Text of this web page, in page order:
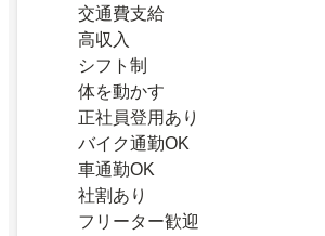
交通費支給
高収入
シフト制
体を動かす
正社員登用あり
バイク通勤OK
車通勤OK
社割あり
フリーター歓迎